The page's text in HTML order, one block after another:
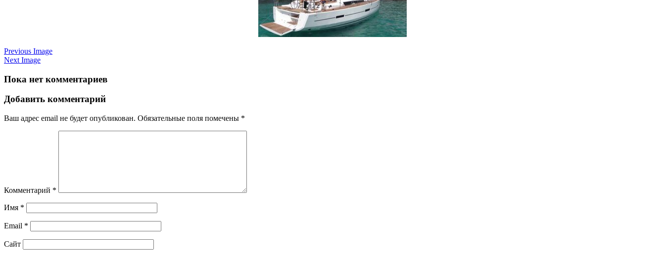
Previous Image
Next Image
Пока нет комментариев
Добавить комментарий
Ваш адрес email не будет опубликован. Обязательные поля помечены *
Комментарий *
Имя *
Email *
Сайт